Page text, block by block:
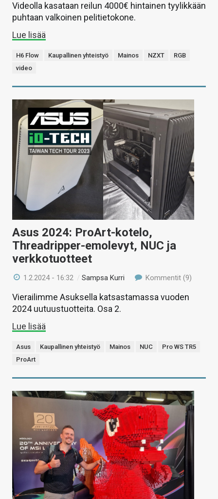
Videolla kasataan reilun 4000€ hintainen tyylikkään
puhtaan valkoinen pelitietokone.
Lue lisää
H6 Flow Kaupallinen yhteistyö Mainos NZXT
RGB
video
Asus 2024: ProArt-kotelo,
Threadripper-emolevyt, NUC ja
verkkotuotteet
1.2.2024 - 16:32 /Sampsa Kurri Kommentit (9)
Vierailimme Asuksella katsastamassa vuoden
2024 uutuustuotteita. Osa 2.
Lue lisää
Asus Kaupallinen yhteistyö Mainos NUC
Pro WS TR5
ProArt